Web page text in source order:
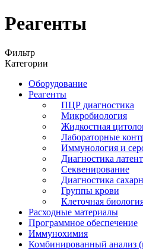
Реагенты
Фильтр
Категории
Оборудование
Реагенты
ПЦР диагностика
Микробиология
Жидкостная
Лабораторные
Иммунология и
Диагностика
Секвенирование
Диагностика
Группы крови
Клеточная
Расходные материалы
Программное обеспечение
Иммунохимия
Комбинированный анализ